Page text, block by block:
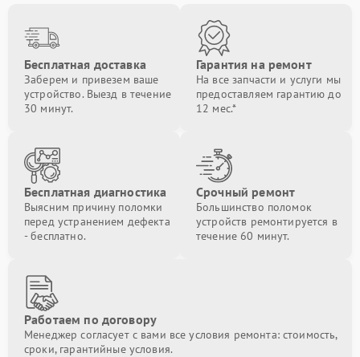
Бесплатная доставка
Заберем и привезем ваше
устройство. Выезд в течение
30 минут.
Гарантия на ремонт
На все запчасти и услуги мы
предоставляем гарантию до
12 мес.*
Бесплатная диагностика
Выясним причину поломки
перед устранением дефекта
- бесплатно.
Срочный ремонт
Большинство поломок
устройств ремонтируется в
течение 60 минут.
Работаем по договору
Менеджер согласует с вами все условия ремонта: стоимость,
сроки, гарантийные условия.